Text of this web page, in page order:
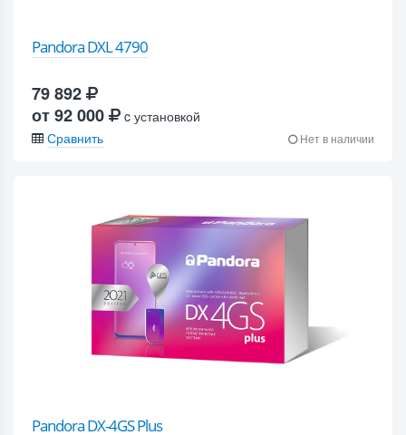
Pandora DXL 4790
79 892
от 92 000
c установкой
Сравнить
Нет в наличии
Pandora DX-4GS Plus